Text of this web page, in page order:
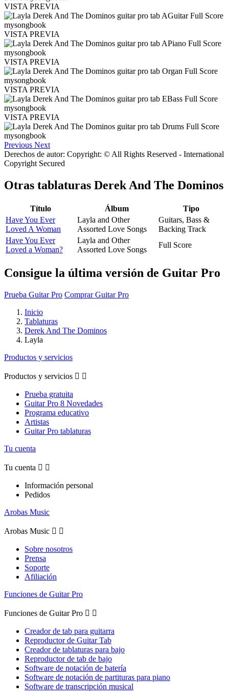
VISTA PREVIA
VISTA PREVIA
VISTA PREVIA
VISTA PREVIA
VISTA PREVIA
Previous Next
Derechos de autor: Copyright: © All Rights Reserved - International
Copyright Secured
Otras tablaturas Derek And The Dominos
Título Álbum
Tipo
Have You Ever
Loved A Woman
Layla and Other
Assorted Love Songs
Guitars, Bass &
Backing Track
Have You Ever
Loved a Woman?
Layla and Other
Assorted Love Songs
Full Score
Consigue la última versión de Guitar Pro
Prueba Guitar Pro Comprar Guitar Pro
Inicio
Tablaturas
Derek And The Dominos
Layla
Productos y servicios
Productos y servicios  
Prueba gratuita
Guitar Pro 8 Novedades
Programa educativo
Artistas
Guitar Pro tablaturas
Tu cuenta
Tu cuenta  
Información personal
Pedidos
Arobas Music
Arobas Music  
Sobre nosotros
Prensa
Soporte
Afiliación
Funciones de Guitar Pro
Funciones de Guitar Pro  
Creador de tab para guitarra
Reproductor de Guitar Tab
Creador de tablaturas para bajo
Reproductor de tab de bajo
Software de notación de batería
Software de notación de partituras para piano
Software de transcripción musical